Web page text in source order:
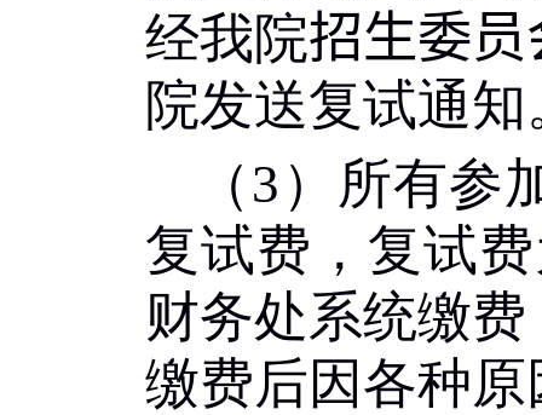
经我院招生委员
院发送复试通知
（ 3 ）所有参
复试费，复试
财务处系统缴
缴费后因各种